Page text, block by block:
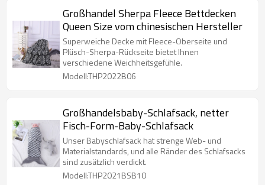
Großhandel Sherpa Fleece Bettdecken
Queen Size vom chinesischen Hersteller
Superweiche Decke mit Fleece-Oberseite und
Plüsch-Sherpa-Rückseite bietet Ihnen
verschiedene Weichheitsgefühle.
Modell:THP2022B06
Großhandelsbaby-Schlafsack, netter
Fisch-Form-Baby-Schlafsack
Unser Babyschlafsack hat strenge Web- und
Materialstandards, und alle Ränder des Schlafsacks
sind zusätzlich verdickt.
Modell:THP2021BSB10